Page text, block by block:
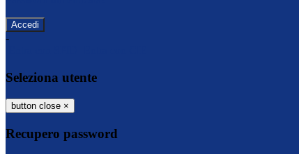
-
Seleziona utente
button close ×
Recupero password